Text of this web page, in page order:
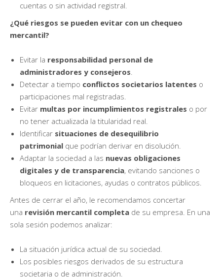
cuentas o sin actividad registral.
¿Qué riesgos se pueden evitar con un chequeo
mercantil?
Evitar la responsabilidad personal de
administradores y consejeros.
Detectar a tiempo conflictos societarios latentes o
participaciones mal registradas.
Evitar multas por incumplimientos registrales o por
no tener actualizada la titularidad real.
Identificar situaciones de desequilibrio
patrimonial que podrían derivar en disolución.
Adaptar la sociedad a las nuevas obligaciones
digitales y de transparencia, evitando sanciones o
bloqueos en licitaciones, ayudas o contratos públicos.
Antes de cerrar el año, le recomendamos concertar
una revisión mercantil completa de su empresa. En una
sola sesión podemos analizar:
La situación jurídica actual de su sociedad.
Los posibles riesgos derivados de su estructura
societaria o de administración.